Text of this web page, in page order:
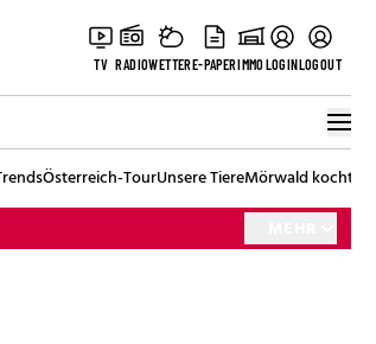
TV RADIOWETTERE-PAPERIMMOLOGINLOGOUT
Österreich-TourUnsere TiereMörwald kocht